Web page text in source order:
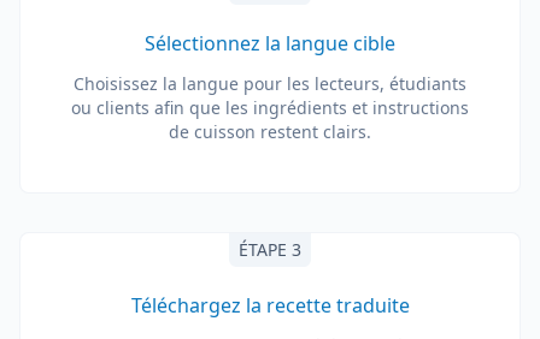
Sélectionnez la langue cible
Choisissez la langue pour les lecteurs, étudiants
ou clients afin que les ingrédients et instructions
de cuisson restent clairs.
ÉTAPE 3
Téléchargez la recette traduite